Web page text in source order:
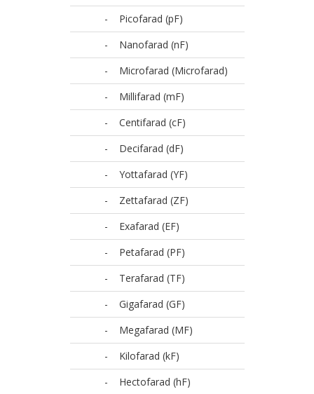
-
Picofarad (pF)
-
Nanofarad (nF)
-
Microfarad (Microfarad)
-
Millifarad (mF)
-
Centifarad (cF)
-
Decifarad (dF)
-
Yottafarad (YF)
-
Zettafarad (ZF)
-
Exafarad (EF)
-
Petafarad (PF)
-
Terafarad (TF)
-
Gigafarad (GF)
-
Megafarad (MF)
-
Kilofarad (kF)
-
Hectofarad (hF)